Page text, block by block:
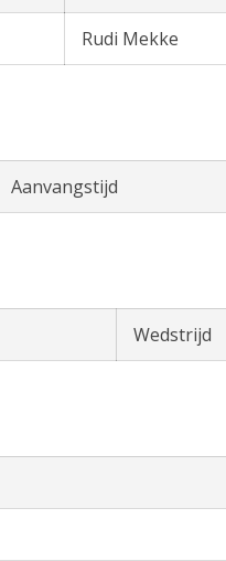
Rudi Mekke
Aanvangstijd
Wedstrijd